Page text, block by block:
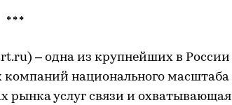
* * *
– одна из крупнейших в России
национального масштаба
рынка услуг связи и охватывающая